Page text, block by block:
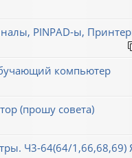
PINPAD-ы,
компьютер
(прошу совета)
Ч3-64(64/